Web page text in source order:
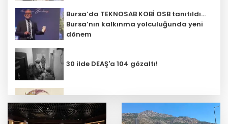
Bursa’da TEKNOSAB KOBİ OSB tanıtıldı...
Bursa’nın kalkınma yolculuğunda yeni
dönem
30 ilde DEAŞ'a 104 gözaltı!
minyatürle geleceğe taşınacak